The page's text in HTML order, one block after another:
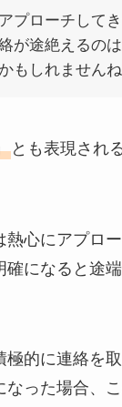
プローチしてき
が途絶えるの
もしれませんね
とも表現され
熱心にアプロ
になると途
極的に連絡を
なった場合、